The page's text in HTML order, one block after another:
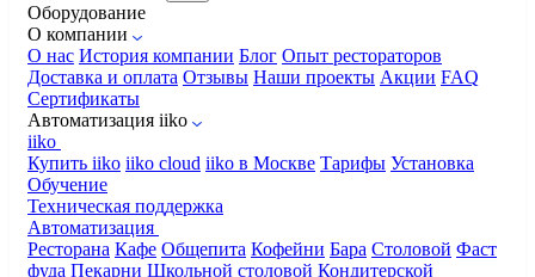
Оборудование
О компании
О нас История компании Блог Опыт рестораторов
Доставка и оплата Отзывы Наши проекты Акции FAQ
Сертификаты
Автоматизация iiko
iiko
Купить iiko iiko cloud iiko в Москве Тарифы Установка
Обучение
Техническая поддержка
Автоматизация
Ресторана Кафе Общепита Кофейни Бара Столовой Фаст
фуда Пекарни Школьной столовой Кондитерской